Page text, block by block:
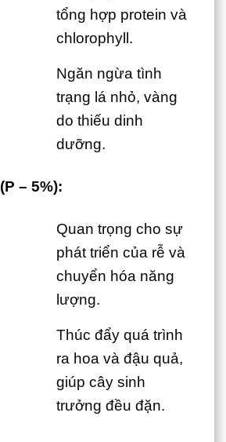
tổng hợp protein và
chlorophyll.
Ngăn ngừa tình
trạng lá nhỏ, vàng
do thiếu dinh
dưỡng.
(P – 5%):
Quan trọng cho sự
phát triển của rễ và
chuyển hóa năng
lượng.
Thúc đẩy quá trình
ra hoa và đậu quả,
giúp cây sinh
trưởng đều đặn.